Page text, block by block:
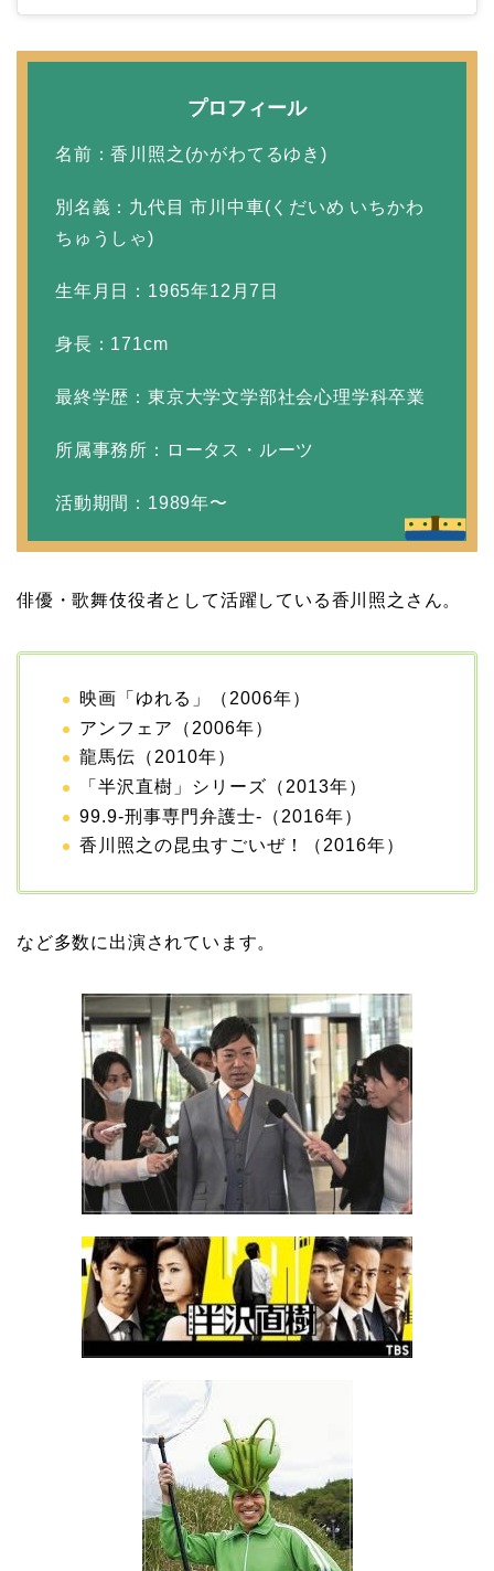
田村淳と嫁・香那の結婚
馴れ初めは友人の紹介！
元タレントで交際期間約
岩堀せりと夫のGLAY・T
はスポーツジム！キュー
プロフィール
名前：香川照之(かがわてるゆき)
別名義：九代目 市川中車(くだいめ いちかわ
ちゅうしゃ)
生年月日：1965年12月7日
身長：171cm
最終学歴：東京大学文学部社会心理学科卒業
所属事務所：ロータス・ルーツ
活動期間：1989年〜
俳優・歌舞伎役者として活躍している香川照之さん。
映画「ゆれる」（2006年）
アンフェア（2006年）
龍馬伝（2010年）
「半沢直樹」シリーズ（2013年）
99.9‐刑事専門弁護士‐（2016年）
香川照之の昆虫すごいぜ！（2016年）
など多数に出演されています。